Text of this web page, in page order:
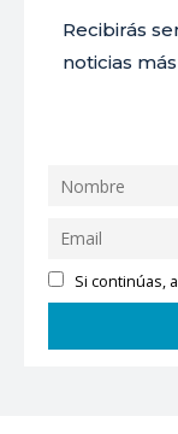
Recibirás
noticias
Si continúas,